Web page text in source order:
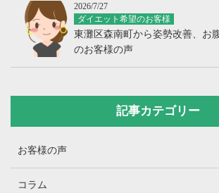
2026/7/27
ダイエット希望のお客様
東灘区森南町から姿勢改善、お
のお客様の声
記事カテゴリー
お客様の声
コラム